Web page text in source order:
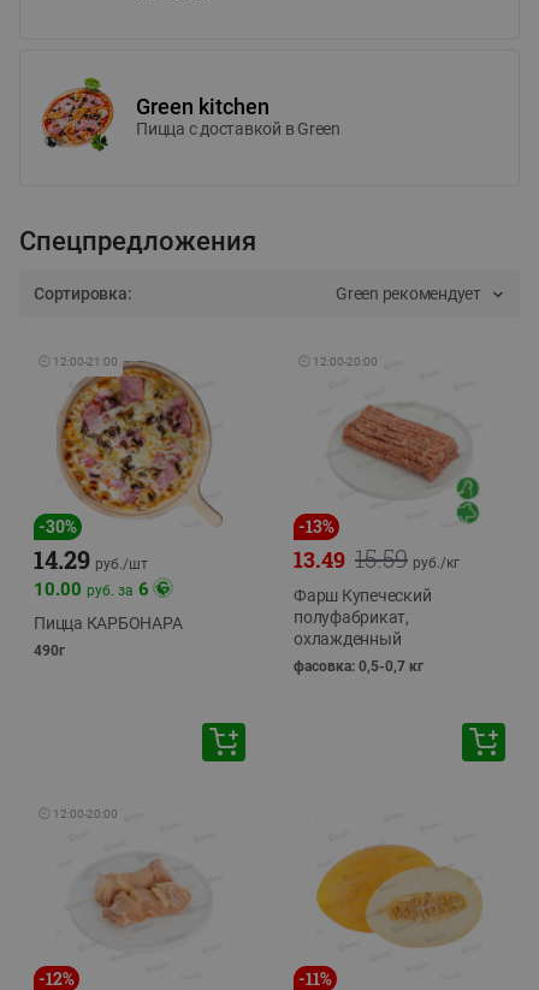
Green kitchen
Пицца c доставкой в Green
Спецпредложения
Сортировка: Green рекомендует
🕘 12:00-21:00
-30%
14.29 руб./шт
10.00 руб. за 6
Пицца КАРБОНАРА
490г
🕘 12:00-20:00
-13%
15.59
13.49 руб./кг
Фарш Купеческий
полуфабрикат,
охлажденный
фасовка: 0,5-0,7 кг
🕘 12:00-20:00
-12% -11%